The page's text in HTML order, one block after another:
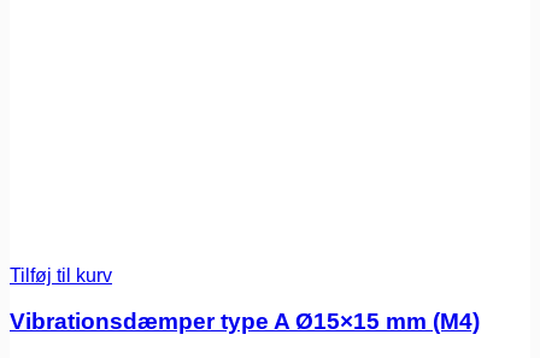
Tilføj til kurv
Vibrationsdæmper type A Ø15×15 mm (M4)